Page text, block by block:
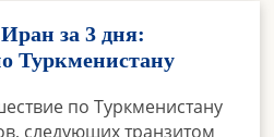
за 3 дня:
Туркменистану
по Туркменистану
следующих транзитом